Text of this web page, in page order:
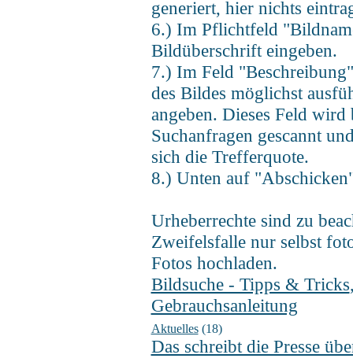
generiert, hier nichts
6.) Im Pflichtfeld
Bildüberschrift eingeben.
7.) Im Feld
des Bildes möglichst
angeben. Dieses Feld wird
Suchanfragen gescannt
sich die Trefferquote.
8.) Unten auf
Urheberrechte sind zu
Zweifelsfalle nur selbst
Fotos hochladen.
Bildsuche - Tipps & Tricks
Gebrauchsanleitung
Aktuelles(18)
Das schreibt die Presse